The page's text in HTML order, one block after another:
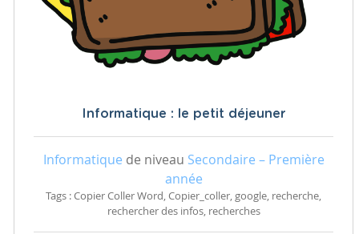
Informatique : le petit déjeuner
Informatique de niveau Secondaire – Première
année
Tags : Copier Coller Word, Copier_coller, google, recherche,
rechercher des infos, recherches